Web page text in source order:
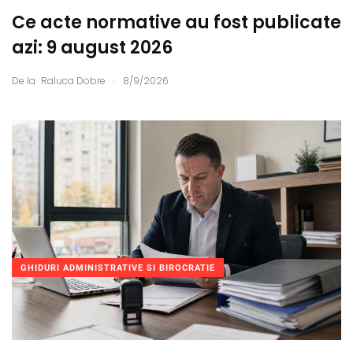
Ce acte normative au fost publicate
azi: 9 august 2026
De la Raluca Dobre . 8/9/2026
GHIDURI ADMINISTRATIVE SI BIROCRATIE